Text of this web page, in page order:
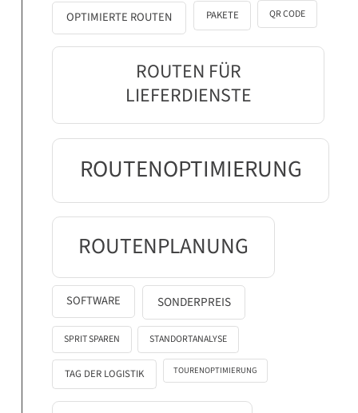
OPTIMIERTE ROUTEN PAKETE QR CODE
ROUTEN FÜR
LIEFERDIENSTE
ROUTENOPTIMIERUNG
ROUTENPLANUNG
SOFTWARE SONDERPREIS
SPRIT SPAREN STANDORTANALYSE
TAG DER LOGISTIK TOURENOPTIMIERUNG